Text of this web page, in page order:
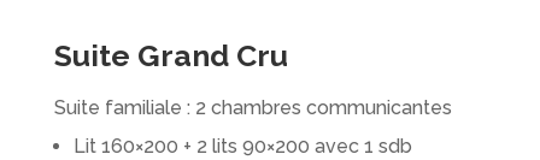
Suite Grand Cru
Suite familiale : 2 chambres communicantes
Lit 160×200 + 2 lits 90×200 avec 1 sdb